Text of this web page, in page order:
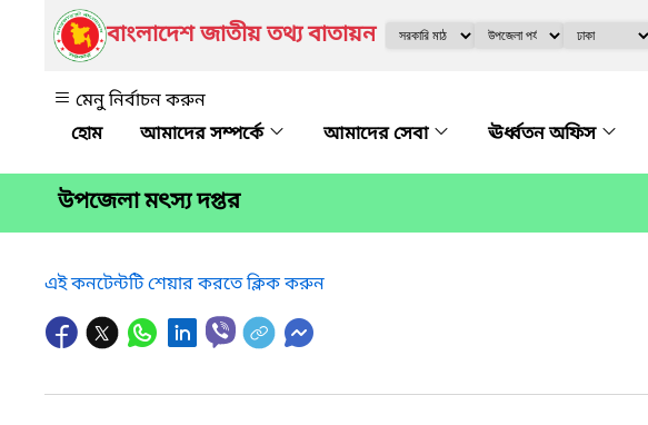
বাংলাদেশ জাতীয় তথ্য বাতায়ন
মেনু নির্বাচন করুন
আমাদের সম্পর্কে
আমাদের সেবা ঊর্ধ্বতন অফিস
উপজেলা মৎস্য দপ্তর
এই কনটেন্টটি শেয়ার করতে ক্লিক করুন